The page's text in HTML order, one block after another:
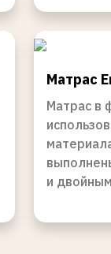
Матрас
Матрас в
и